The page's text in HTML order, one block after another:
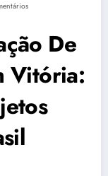
De
Vitória: